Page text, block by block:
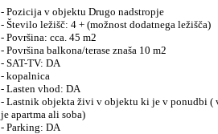
- Pozicija v objektu Drugo nadstropje
- Število ležišč: 4 + (možnost dodatnega ležišča)
- Površina: cca. 45 m2
- Površina balkona/terase znaša 10 m2
- SAT-TV: DA
- kopalnica
- Lasten vhod: DA
- Lastnik objekta živi v objektu ki je v ponudbi (
je apartma ali soba)
- Parking: DA